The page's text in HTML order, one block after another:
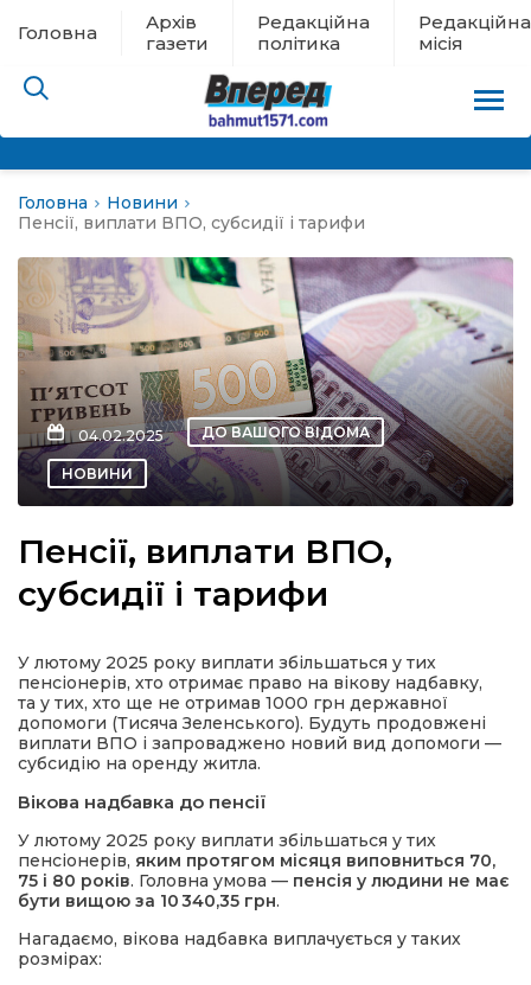
Головна
Архів
газети
Редакційна
політика
Редакційна
місія
евакуації
новини
місія
Головна
Новини
Пенсії, виплати ВПО, субсидії і тарифи
04.02.2025 ДО ВАШОГО ВІДОМА
НОВИНИ
Пенсії, виплати ВПО,
субсидії і тарифи
У лютому 2025 року виплати збільшаться у тих
пенсіонерів, хто отримає право на вікову надбавку,
та у тих, хто ще не отримав 1000 грн державної
допомоги (Тисяча Зеленського). Будуть продовжені
виплати ВПО і запроваджено новий вид допомоги —
субсидію на оренду житла.
Вікова надбавка до пенсії
У лютому 2025 року виплати збільшаться у тих
пенсіонерів, яким протягом місяця виповниться 70,
75 і 80 років. Головна умова — пенсія у людини не має
бути вищою за 10 340,35 грн.
Нагадаємо, вікова надбавка виплачується у таких
розмірах: